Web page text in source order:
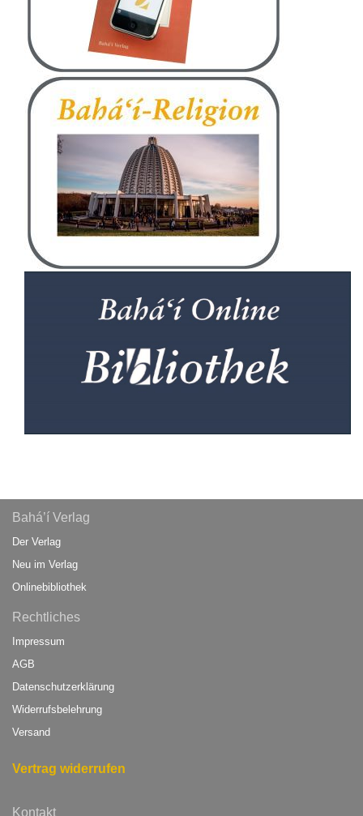
Bahá’í Verlag
Der Verlag
Neu im Verlag
Onlinebibliothek
Rechtliches
Impressum
AGB
Datenschutzerklärung
Widerrufsbelehrung
Versand
Vertrag widerrufen
Kontakt